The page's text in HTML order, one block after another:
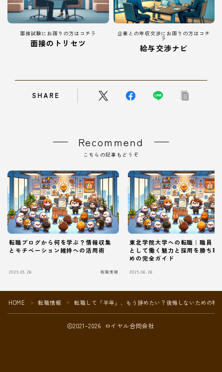
Follow Me
面接試験にお困りの方はコチラ
面接のトリセツ
企業との年収交渉にお困りの方はコチ
ラ
給与交渉ナビ
SHARE
Recommend
こちらの記事もどうぞ
転職ブログから何を学ぶ？情報収集
とモチベーション維持への活用術
2025.05.26 転職情報
東北学院大学への転職｜職員・
として働く魅力と採用を勝ち取
めの完全ガイド
2025.06.26
HOME ＞ 転職情報 ＞ 転職して「半年」、もう辞めたい？後悔しないための判
2021–2026 ロイヤル合同会社